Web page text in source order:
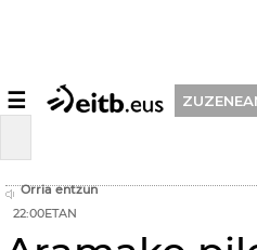
☰
Orria entzun
22:00ETAN